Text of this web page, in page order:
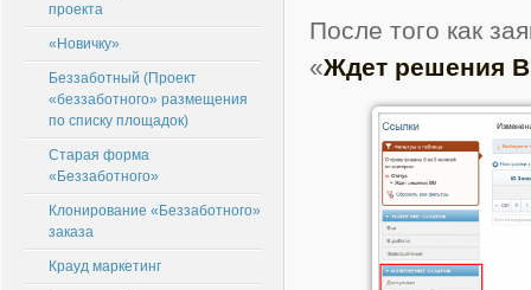
После того как
«Ждет решения
проекта
«Новичку»
Беззаботный (Проект
«беззаботного» размещения
по списку площадок)
Старая форма
«Беззаботного»
Клонирование «Беззаботного»
заказа
Крауд маркетинг